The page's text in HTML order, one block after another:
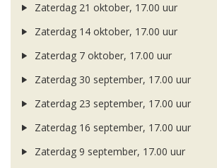
Zaterdag 21 oktober, 17.00 uur
Zaterdag 14 oktober, 17.00 uur
Zaterdag 7 oktober, 17.00 uur
Zaterdag 30 september, 17.00 uur
Zaterdag 23 september, 17.00 uur
Zaterdag 16 september, 17.00 uur
Zaterdag 9 september, 17.00 uur